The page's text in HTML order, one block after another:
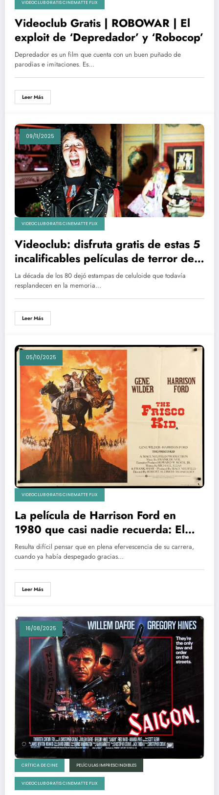
VIDEOCLUB GRATIS CINEMATTE FLIX
Videoclub Gratis | ROBOWAR | El
exploit de ‘Depredador’ y ‘Robocop’
Depredador es un film que cuenta con un buen puñado de
parodias e imitaciones. Es…
Leer Más
09/11/2025
VIDEOCLUB GRATIS CINEMATTE FLIX
Videoclub: disfruta gratis de estas 5
incalificables películas de terror de
los 80 que hoy fluyen como criaturas
de culto
La década de los 80 dejó estampas de celuloide que todavía
resplandecen en la memoria…
Leer Más
05/10/2025
VIDEOCLUB GRATIS CINEMATTE FLIX
La película de Harrison Ford en
1980 que casi nadie recuerda: El
rabino y el pistolero
Resulta difícil pensar que en plena efervescencia de su carrera,
cuando ya había despegado gracias…
Leer Más
16/08/2025
CRÍTICA DE CINE PELÍCULAS IMPRESCINDIBLES
VIDEOCLUB GRATIS CINEMATTE FLIX